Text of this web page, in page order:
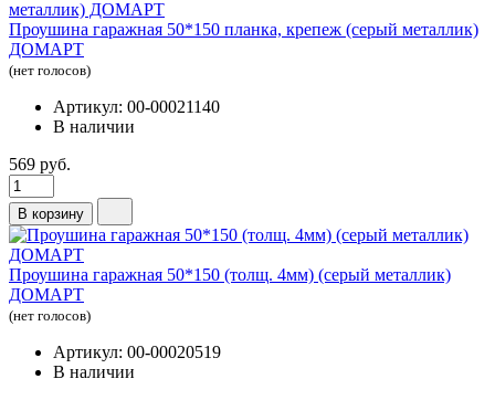
Проушина гаражная 50*150 планка, крепеж (серый металлик)
ДОМАРТ
(нет голосов)
Артикул: 00-00021140
В наличии
569 руб.
В корзину
Проушина гаражная 50*150 (толщ. 4мм) (серый металлик)
ДОМАРТ
(нет голосов)
Артикул: 00-00020519
В наличии